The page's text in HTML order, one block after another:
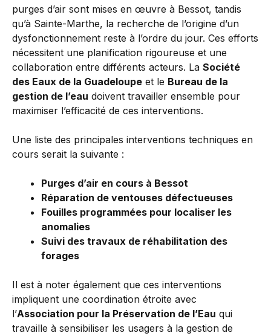
purges d’air sont mises en œuvre à Bessot, tandis
qu’à Sainte-Marthe, la recherche de l’origine d’un
dysfonctionnement reste à l’ordre du jour. Ces efforts
nécessitent une planification rigoureuse et une
collaboration entre différents acteurs. La Société
des Eaux de la Guadeloupe et le Bureau de la
gestion de l’eau doivent travailler ensemble pour
maximiser l’efficacité de ces interventions.
Une liste des principales interventions techniques en
cours serait la suivante :
Purges d’air en cours à Bessot
Réparation de ventouses défectueuses
Fouilles programmées pour localiser les
anomalies
Suivi des travaux de réhabilitation des
forages
Il est à noter également que ces interventions
impliquent une coordination étroite avec
l’Association pour la Préservation de l’Eau qui
travaille à sensibiliser les usagers à la gestion de